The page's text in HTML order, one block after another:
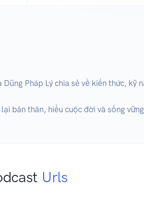
Pháp Lý chia sẻ về kiến thức, kỹ
bản thân, hiểu cuộc đời và sống
Urls